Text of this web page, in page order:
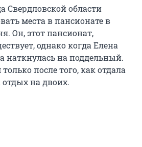
Свердловской области
места в пансионате в
Он, этот пансионат,
однако когда Елена
наткнулась на поддельный.
после того, как отдала
отдых на двоих.